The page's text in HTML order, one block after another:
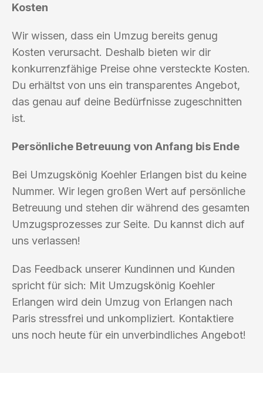
Kosten
Wir wissen, dass ein Umzug bereits genug
Kosten verursacht. Deshalb bieten wir dir
konkurrenzfähige Preise ohne versteckte Kosten.
Du erhältst von uns ein transparentes Angebot,
das genau auf deine Bedürfnisse zugeschnitten
ist.
Persönliche Betreuung von Anfang bis Ende
Bei Umzugskönig Koehler Erlangen bist du keine
Nummer. Wir legen großen Wert auf persönliche
Betreuung und stehen dir während des gesamten
Umzugsprozesses zur Seite. Du kannst dich auf
uns verlassen!
Das Feedback unserer Kundinnen und Kunden
spricht für sich: Mit Umzugskönig Koehler
Erlangen wird dein Umzug von Erlangen nach
Paris stressfrei und unkompliziert. Kontaktiere
uns noch heute für ein unverbindliches Angebot!